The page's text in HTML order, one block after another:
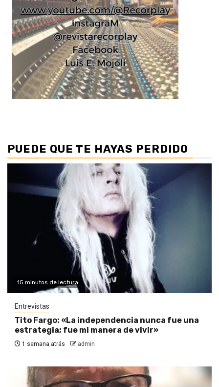
PUEDE QUE TE HAYAS PERDIDO
15 minutos de lectura
Entrevistas
Tito Fargo: «La independencia nunca fue una
estrategia; fue mi manera de vivir»
1 semana atrás admin